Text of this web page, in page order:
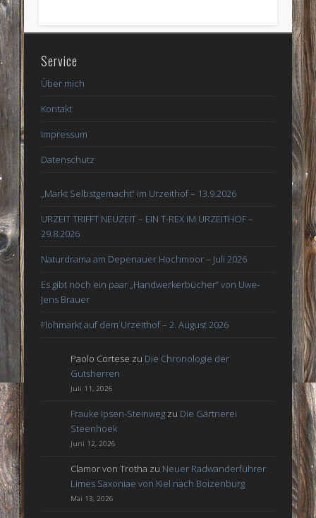
Service
Über mich
Kontakt
Impressum
Datenschutz
„Markt Selbstgemacht“ im Urzeithof – 13.9.2026
URZEIT TRIFFT NEUZEIT – EIN T-REX IM URZEITHOF –
29.8.2026
Naturdrama am Depenauer Hochmoor – Juli 2026
Es gibt noch ein paar „Handwerkerbücher“ von Uwe-
Jens Brauer
Flohmarkt auf dem Urzeithof – 2. August 2026
Paolo Cortese zu Die Chronologie der
Gutsherren
Juli 11, 2026
Frauke Ipsen-Steinweg zu Die Gärtnerei
Steenhoek
Juni 12, 2026
Clamor von Trotha zu Neuer Radwanderführer
Limes Saxoniae von Kiel nach Boizenburg
Mai 13, 2026